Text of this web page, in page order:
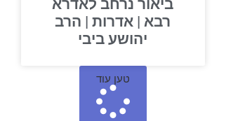
ביאור נרחב לאדרא
רבא | אדרות | הרב
יהושע ביבי
טען עוד